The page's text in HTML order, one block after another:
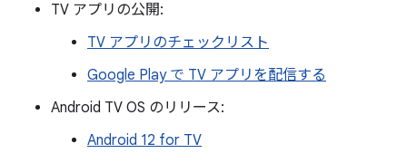
TV アプリの公開:
TV アプリのチェックリスト
Google Play で TV アプリを配信する
Android TV OS のリリース:
Android 12 for TV